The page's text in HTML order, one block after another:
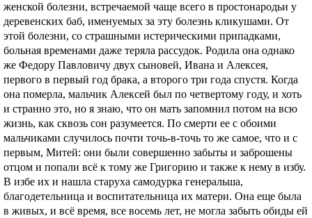
женской болезни, встречаемой чаще всего в простонародьи у
деревенских баб, именуемых за эту болезнь кликушами. От
этой болезни, со страшными истерическими припадками,
больная временами даже теряла рассудок. Родила она однако
же Федору Павловичу двух сыновей, Ивана и Алексея,
первого в первый год брака, а второго три года спустя. Когда
она померла, мальчик Алексей был по четвертому году, и хоть
и странно это, но я знаю, что он мать запомнил потом на всю
жизнь, как сквозь сон разумеется. По смерти ее с обоими
мальчиками случилось почти точь-в-точь то же самое, что и с
первым, Митей: они были совершенно забыты и заброшены
отцом и попали всё к тому же Григорию и также к нему в избу.
В избе их и нашла старуха самодурка генеральша,
благодетельница и воспитательница их матери. Она еще была
в живых, и всё время, все восемь лет, не могла забыть обиды ей